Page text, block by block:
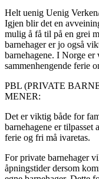
Helt uenig Uenig
Igjen blir det en
mulig å få til på en grei
barnehager er jo også
barnehagene. I Norge er
sammenhengende ferie
PBL (PRIVATE
MENER:
Det er viktig både for
barnehagene er tilpasset
ferie og fri må ivaretas.
For private barnehager
åpningstider dersom